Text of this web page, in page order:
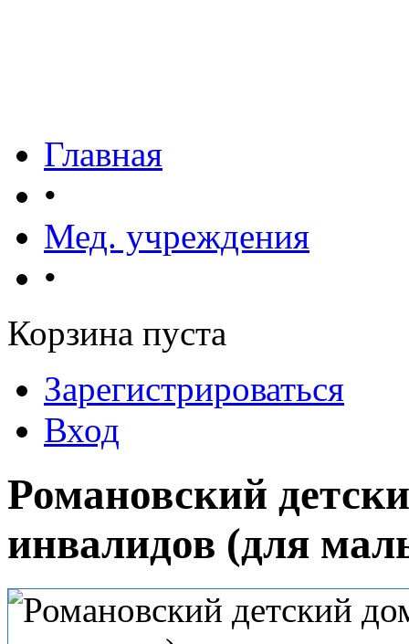
Главная
•
Мед. учреждения
•
Корзина пуста
Зарегистрироваться
Вход
Романовский
инвалидов (для